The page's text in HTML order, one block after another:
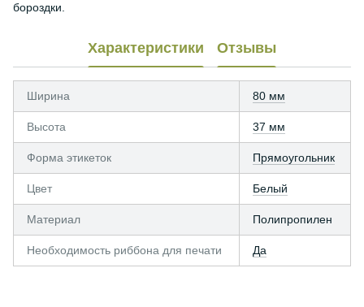
бороздки.
Характеристики Отзывы
Ширина 80 мм
Высота 37 мм
Форма этикеток Прямоугольник
Цвет Белый
Материал Полипропилен
Необходимость риббона для печати Да